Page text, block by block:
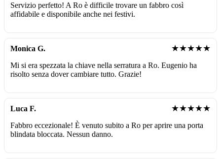
Servizio perfetto! A Ro è difficile trovare un fabbro così
affidabile e disponibile anche nei festivi.
Monica G. ★★★★★
Mi si era spezzata la chiave nella serratura a Ro. Eugenio ha
risolto senza dover cambiare tutto. Grazie!
Luca F. ★★★★★
Fabbro eccezionale! È venuto subito a Ro per aprire una porta
blindata bloccata. Nessun danno.